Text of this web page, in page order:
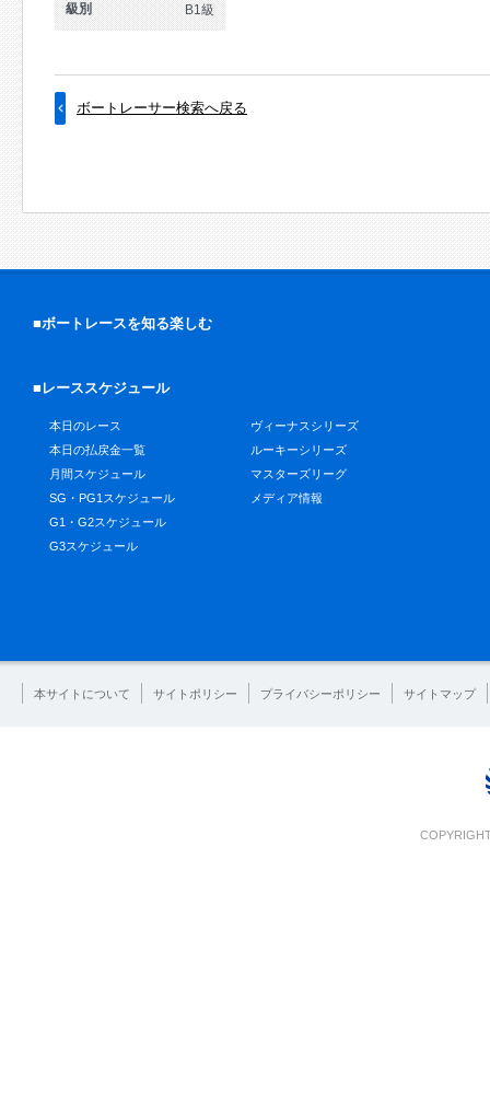
級別 B1級
ボートレーサー検索へ戻る
■ボートレースを知る楽しむ
■レーススケジュール
本日のレース
本日の払戻金一覧
月間スケジュール
SG・PG1スケジュール
G1・G2スケジュール
G3スケジュール
ヴィーナスシリーズ
ルーキーシリーズ
マスターズリーグ
メディア情報
本サイトについて サイトポリシー プライバシーポリシー サイトマップ